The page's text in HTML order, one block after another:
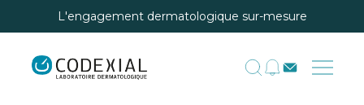
L'engagement dermatologique sur-mesure